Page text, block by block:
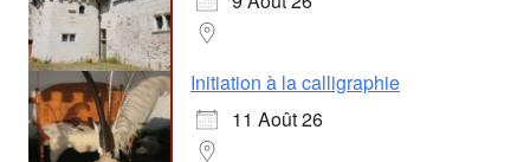
Initiation à la calligraphie
11 Août 26